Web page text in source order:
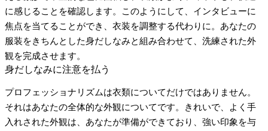
に感じることを確認します。このようにして、インタビューに
焦点を当てることができ、衣装を調整する代わりに。あなたの
服装をきちんとした身だしなみと組み合わせて、洗練された外
観を完成させます。
身だしなみに注意を払う
プロフェッショナリズムは衣類についてだけではありません。
それはあなたの全体的な外観についてです。きれいで、よく手
入れされた外観は、あなたが準備ができており、強い印象を与